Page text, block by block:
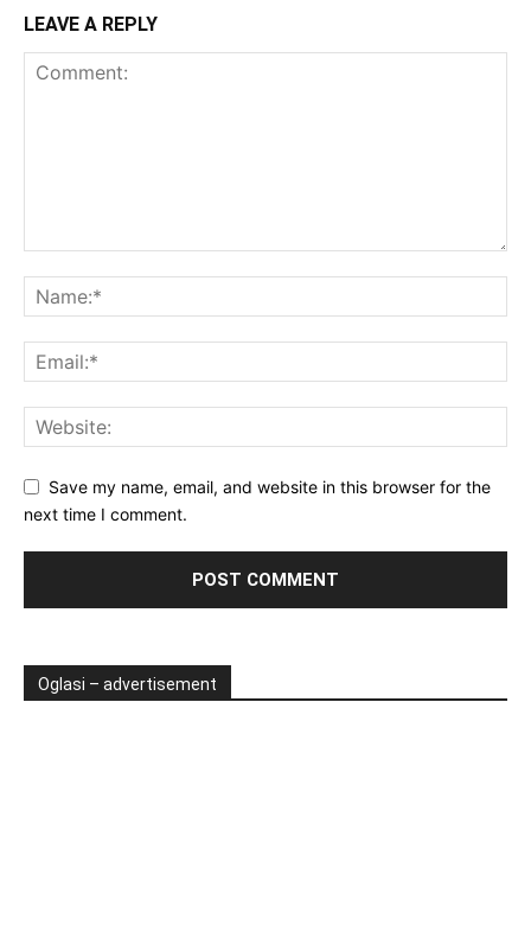
LEAVE A REPLY
Save my name, email, and website in this browser for the
next time I comment.
Oglasi – advertisement